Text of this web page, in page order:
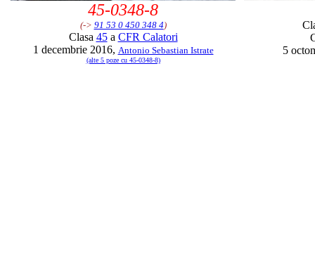
45-0348-8
(-> 91 53 0 450 348 4)
Clasa 45a CFR Calatori
1 decembrie 2016, Antonio Sebastian Istrate
(alte 5 poze cu 45-0348-8)
5